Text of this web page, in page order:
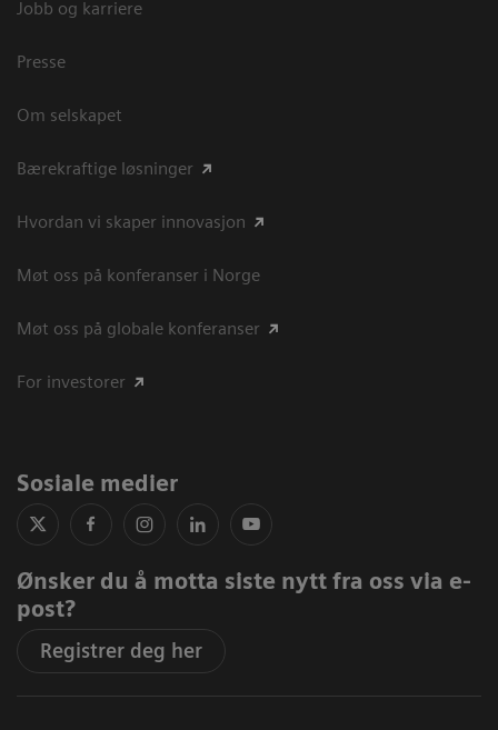
Jobb og karriere
Presse
Om selskapet
Bærekraftige løsninger
Hvordan vi skaper innovasjon
Møt oss på konferanser i Norge
Møt oss på globale konferanser
For investorer
Sosiale medier
Ønsker du å motta siste nytt fra oss via e-
post?
Registrer deg her